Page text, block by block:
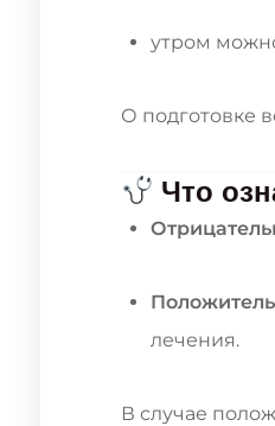
утром
О подготовке
Что
лечения.
В случае